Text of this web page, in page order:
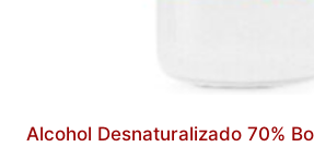
Alcohol Desnaturalizado 70%